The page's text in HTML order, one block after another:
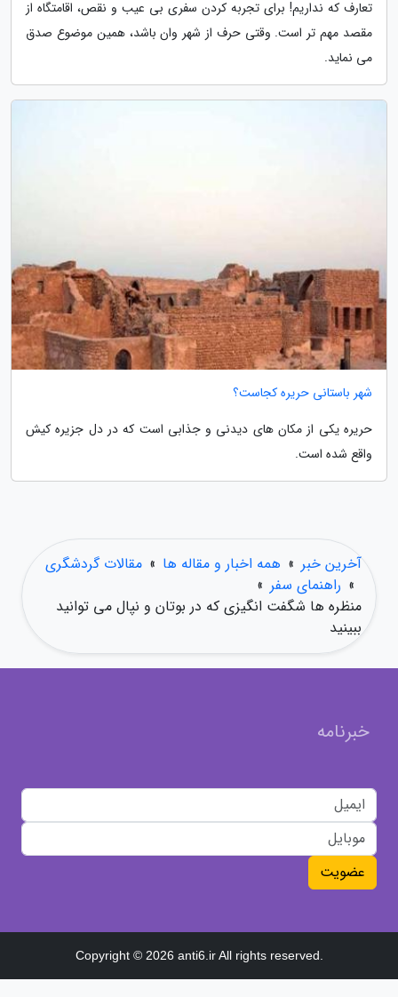
تعارف که نداریم! برای تجربه کردن سفری بی عیب و نقص، اقامتگاه از
مقصد مهم تر است. وقتی حرف از شهر وان باشد، همین موضوع صدق
می نماید.
شهر باستانی حریره کجاست؟
حریره یکی از مکان های دیدنی و جذابی است که در دل جزیره کیش
واقع شده است.
آخرین خبر » همه اخبار و مقاله ها » مقالات گردشگری
» راهنمای سفر »
منظره ها شگفت انگیزی که در بوتان و نپال می توانید
ببینید
خبرنامه
عضویت
Copyright © 2026 anti6.ir All rights reserved.